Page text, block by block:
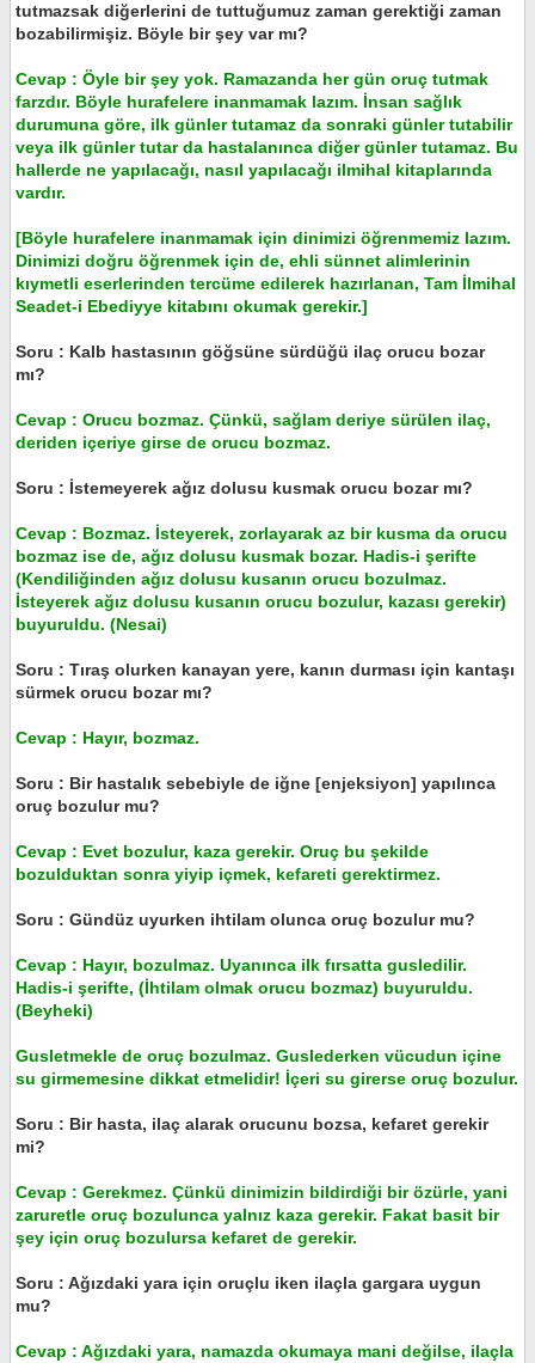
tutmazsak diğerlerini de tuttuğumuz zaman gerektiği zaman
bozabilirmişiz. Böyle bir şey var mı?
Cevap : Öyle bir şey yok. Ramazanda her gün oruç tutmak
farzdır. Böyle hurafelere inanmamak lazım. İnsan sağlık
durumuna göre, ilk günler tutamaz da sonraki günler tutabilir
veya ilk günler tutar da hastalanınca diğer günler tutamaz. Bu
hallerde ne yapılacağı, nasıl yapılacağı ilmihal kitaplarında
vardır.
[Böyle hurafelere inanmamak için dinimizi öğrenmemiz lazım.
Dinimizi doğru öğrenmek için de, ehli sünnet alimlerinin
kıymetli eserlerinden tercüme edilerek hazırlanan, Tam İlmihal
Seadet-i Ebediyye kitabını okumak gerekir.]
Soru : Kalb hastasının göğsüne sürdüğü ilaç orucu bozar
mı?
Cevap : Orucu bozmaz. Çünkü, sağlam deriye sürülen ilaç,
deriden içeriye girse de orucu bozmaz.
Soru : İstemeyerek ağız dolusu kusmak orucu bozar mı?
Cevap : Bozmaz. İsteyerek, zorlayarak az bir kusma da orucu
bozmaz ise de, ağız dolusu kusmak bozar. Hadis-i şerifte
(Kendiliğinden ağız dolusu kusanın orucu bozulmaz.
İsteyerek ağız dolusu kusanın orucu bozulur, kazası gerekir)
buyuruldu. (Nesai)
Soru : Tıraş olurken kanayan yere, kanın durması için kantaşı
sürmek orucu bozar mı?
Cevap : Hayır, bozmaz.
Soru : Bir hastalık sebebiyle de iğne [enjeksiyon] yapılınca
oruç bozulur mu?
Cevap : Evet bozulur, kaza gerekir. Oruç bu şekilde
bozulduktan sonra yiyip içmek, kefareti gerektirmez.
Soru : Gündüz uyurken ihtilam olunca oruç bozulur mu?
Cevap : Hayır, bozulmaz. Uyanınca ilk fırsatta gusledilir.
Hadis-i şerifte, (İhtilam olmak orucu bozmaz) buyuruldu.
(Beyheki)
Gusletmekle de oruç bozulmaz. Guslederken vücudun içine
su girmemesine dikkat etmelidir! İçeri su girerse oruç bozulur.
Soru : Bir hasta, ilaç alarak orucunu bozsa, kefaret gerekir
mi?
Cevap : Gerekmez. Çünkü dinimizin bildirdiği bir özürle, yani
zaruretle oruç bozulunca yalnız kaza gerekir. Fakat basit bir
şey için oruç bozulursa kefaret de gerekir.
Soru : Ağızdaki yara için oruçlu iken ilaçla gargara uygun
mu?
Cevap : Ağızdaki yara, namazda okumaya mani değilse, ilaçla